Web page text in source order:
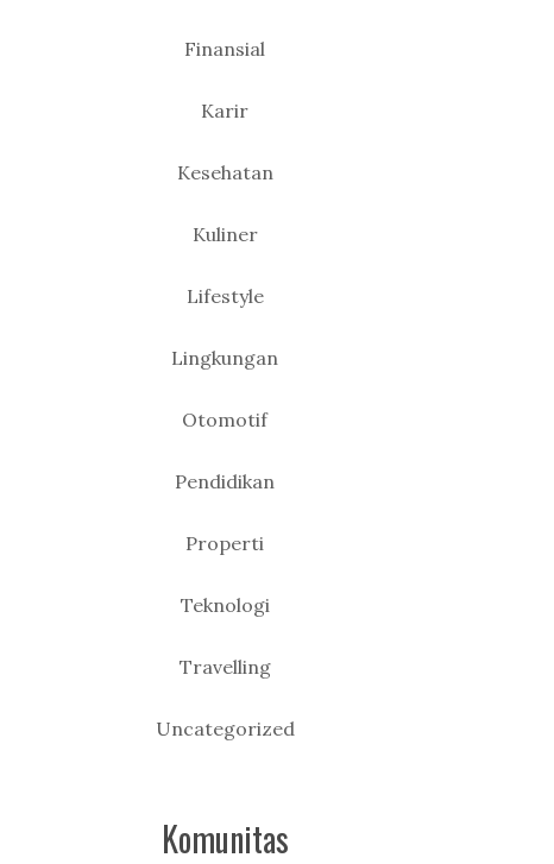
Finansial
Karir
Kesehatan
Kuliner
Lifestyle
Lingkungan
Otomotif
Pendidikan
Properti
Teknologi
Travelling
Uncategorized
Komunitas